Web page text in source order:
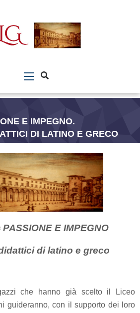
E IMPEGNO.
DI LATINO E GRECO
PASSIONE E IMPEGNO
di latino e greco
che hanno già scelto il Liceo
guideranno, con il supporto dei loro